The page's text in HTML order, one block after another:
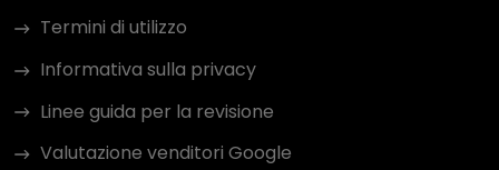
Termini di utilizzo
Informativa sulla privacy
Linee guida per la revisione
Valutazione venditori Google